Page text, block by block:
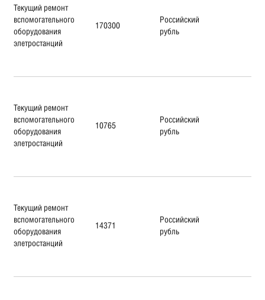
Текущий ремонт
вспомогательного
оборудования
элетростанций
170300
Российский
рубль
Текущий ремонт
вспомогательного
оборудования
элетростанций
10765
Российский
рубль
Текущий ремонт
вспомогательного
оборудования
элетростанций
14371
Российский
рубль